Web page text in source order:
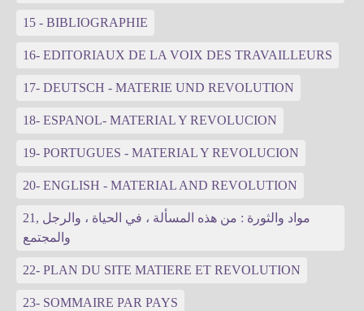
15 - BIBLIOGRAPHIE
16- EDITORIAUX DE LA VOIX DES TRAVAILLEURS
17- DEUTSCH - MATERIE UND REVOLUTION
18- ESPANOL- MATERIAL Y REVOLUCION
19- PORTUGUES - MATERIAL Y REVOLUCION
20- ENGLISH - MATERIAL AND REVOLUTION
21, مواد والثورة : من هذه المسألة ، في الحياة ، والرجل
والمجتمع
22- PLAN DU SITE MATIERE ET REVOLUTION
23- SOMMAIRE PAR PAYS